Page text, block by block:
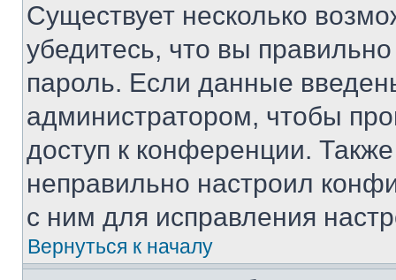
Существует несколько
убедитесь, что вы
пароль. Если данные
администратором, чтобы
доступ к конференции.
неправильно настроил
с ним для исправления
Вернуться к началу